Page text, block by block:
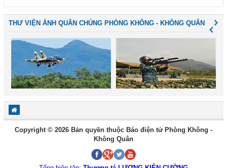
THƯ VIỆN ẢNH QUÂN CHỦNG PHÒNG KHÔNG - KHÔNG QUÂN
Copyright © 2026 Bản quyền thuộc Báo điện tử Phòng Không -
Không Quân